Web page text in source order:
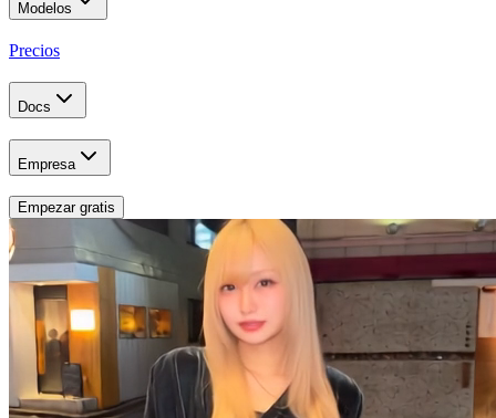
Modelos
Precios
Docs
Empresa
Empezar gratis